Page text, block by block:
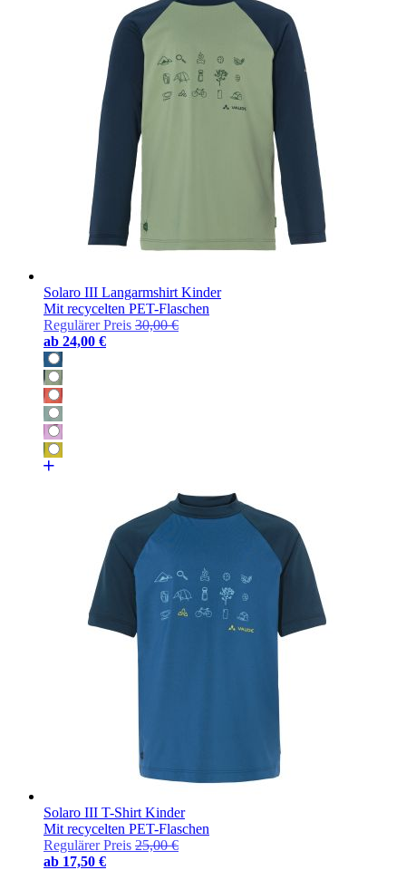
Solaro III Langarmshirt Kinder
Mit recycelten PET-Flaschen
Regulärer Preis 30,00 €
ab 24,00 €
Solaro III T-Shirt Kinder
Mit recycelten PET-Flaschen
Regulärer Preis 25,00 €
ab 17,50 €